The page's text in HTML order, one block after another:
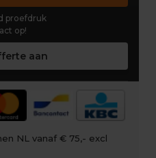
proefdruk
op!
aan
NL vanaf € 75,- excl